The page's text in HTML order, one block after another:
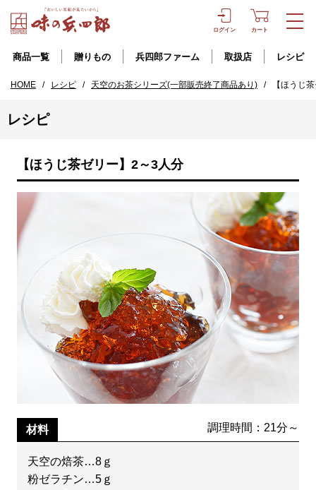
ログイン カート
商品一覧 贈りもの 兵四郎ファーム 取扱店 レシピ
HOME / レシピ / 天空のお茶シリーズ(一部販売終了商品あり) / 【ほうじ
レシピ
【ほうじ茶ゼリー】2～3人分
材料 調理時間：21分～
天空の焙茶…8ｇ
粉ゼラチン…5ｇ